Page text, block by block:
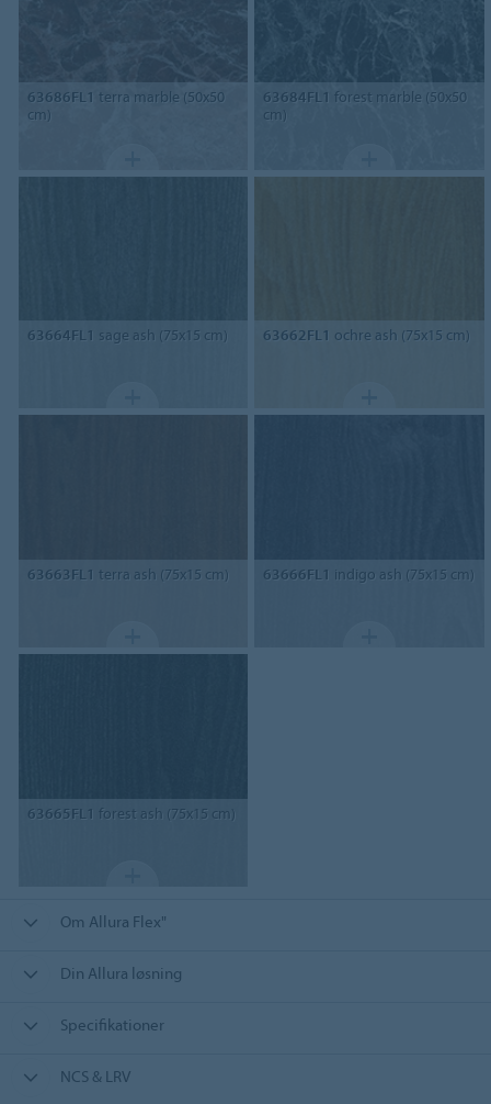
63686FL1 terra marble (50x50
cm)
63684FL1 forest marble (50x50
cm)
63664FL1 sage ash (75x15 cm) 63662FL1 ochre ash (75x15 cm)
63663FL1 terra ash (75x15 cm) 63666FL1 indigo ash (75x15 cm)
63665FL1 forest ash (75x15 cm)
Om Allura Flex"
Din Allura løsning
Specifikationer
NCS & LRV